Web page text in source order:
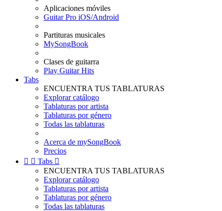
Aplicaciones móviles
Guitar Pro iOS/Android
Partituras musicales
MySongBook
Clases de guitarra
Play Guitar Hits
Tabs
ENCUENTRA TUS TABLATURAS
Explorar catálogo
Tablaturas por artista
Tablaturas por género
Todas las tablaturas
Acerca de mySongBook
Precios
  Tabs 
ENCUENTRA TUS TABLATURAS
Explorar catálogo
Tablaturas por artista
Tablaturas por género
Todas las tablaturas